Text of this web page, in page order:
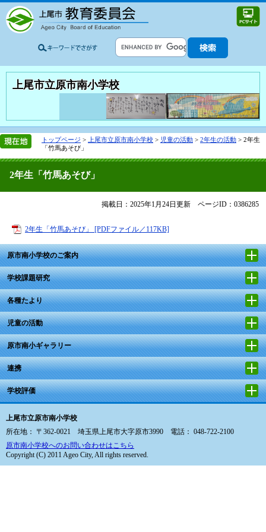
上尾市立原市南小学校
トップページ > 上尾市立原市南小学校 > 児童の活動 > 2年生の活動 > 2年生
「竹馬あそび」
2年生「竹馬あそび」
掲載日：2025年1月24日更新 ページID：0386285
2年生「竹馬あそび」 [PDFファイル／117KB]
原市南小学校のご案内
学校課題研究
各種たより
児童の活動
原市南小ギャラリー
連携
学校評価
上尾市立原市南小学校
所在地： 〒362-0021 埼玉県上尾市大字原市3990 電話： 048-722-2100
原市南小学校へのお問い合わせはこちら
Copyright (C) 2011 Ageo City, All rights reserved.